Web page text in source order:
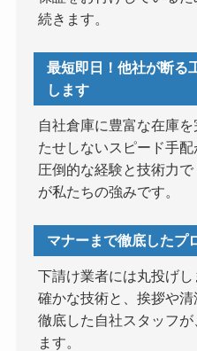
続きます。
最短即日！他社が断る
します
自社倉庫に豊富な在庫
たせしないスピード手配
圧倒的な経験と技術力で
が私たちの強みです。
マナーまで徹底したプ
下請け業者には丸投げし
確かな技術と、挨拶や
徹底した自社スタッフ
ます。